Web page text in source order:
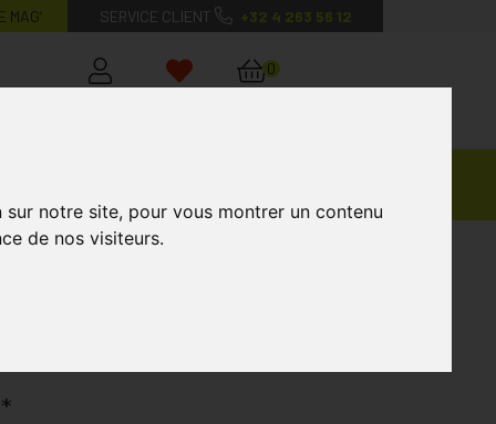
notre site, pour vous montrer un contenu
de nos visiteurs.
MAG’ SERVICE CLIENT +32 4 263 56 12
0
499513/6 10 Pièces